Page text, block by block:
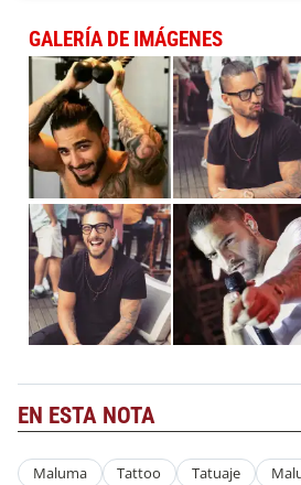
GALERÍA DE IMÁGENES
EN ESTA NOTA
Maluma Tattoo Tatuaje